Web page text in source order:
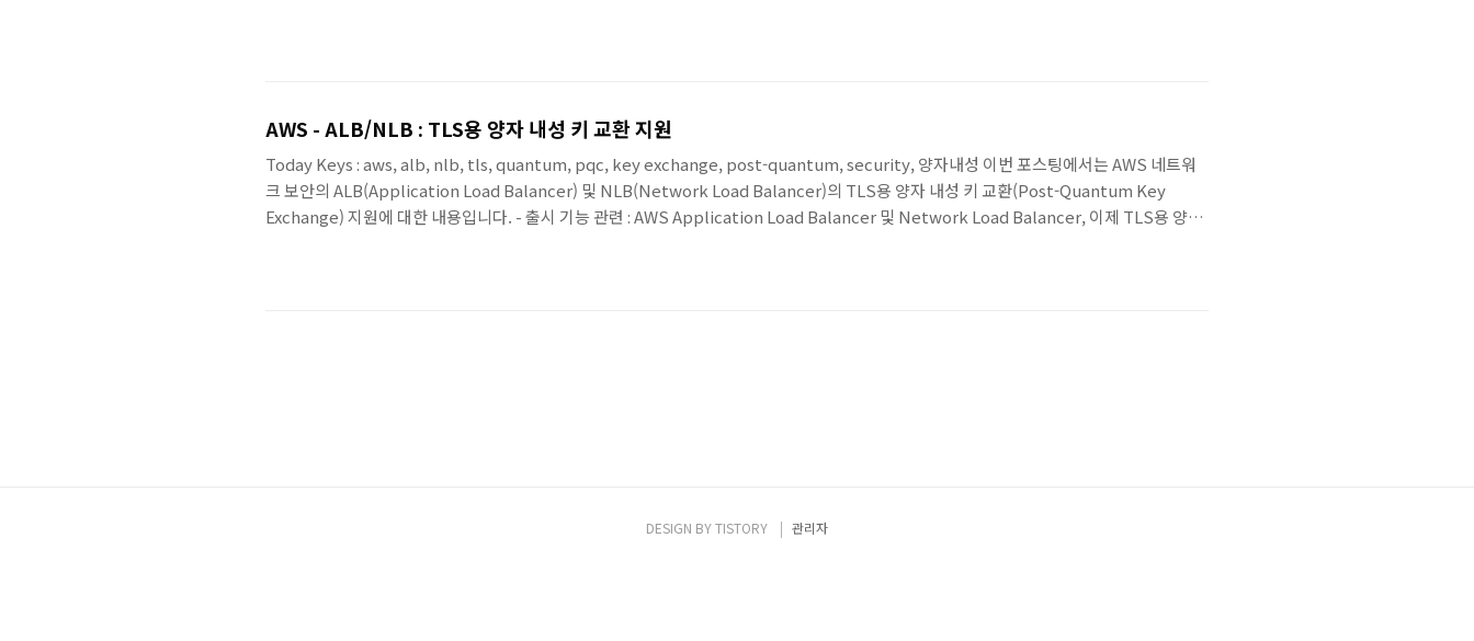
AWS - ALB/NLB : TLS용 양자 내성 키 교환 지원
Today Keys : aws, alb, nlb, tls, quantum, pqc, key exchange, post-quantum, security, 양자내성 이번 포스팅에서는 AWS 네트워
크 보안의 ALB(Application Load Balancer) 및 NLB(Network Load Balancer)의 TLS용 양자 내성 키 교환(Post-Quantum Key
Exchange) 지원에 대한 내용입니다. - 출시 기능 관련 : AWS Application Load Balancer 및 Network Load Balancer, 이제 TLS용 양자
DESIGN BYTISTORY 관리자